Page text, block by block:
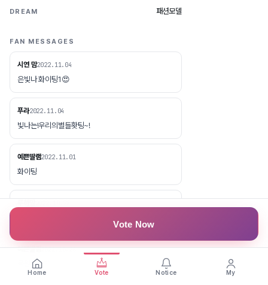
DREAM 패션모델
FAN MESSAGES
시연 맘2022.11.04
은빛나 화이팅1😍
푸라2022.11.04
빛나는!우리의별들홧팅~!
예쁜딸램2022.11.01
화이팅
예쁜딸램2022.10.28
응원합니다.
Vote Now
Home Vote Notice My